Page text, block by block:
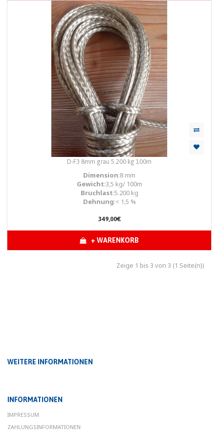
D-F3 8mm grau 5.200 kg 100m
Dimension:8 mm
Gewicht:3,5 kg/ 100m
Bruchlast:5.200 kg
Dehnung:< 1,5 %
349,00€
+ WARENKORB
Zeige 1 bis 3 von 3 (1 Seite(n))
WEITERE INFORMATIONEN
INFORMATIONEN
IMPRESSUM
ZAHLUNGSINFORMATIONEN